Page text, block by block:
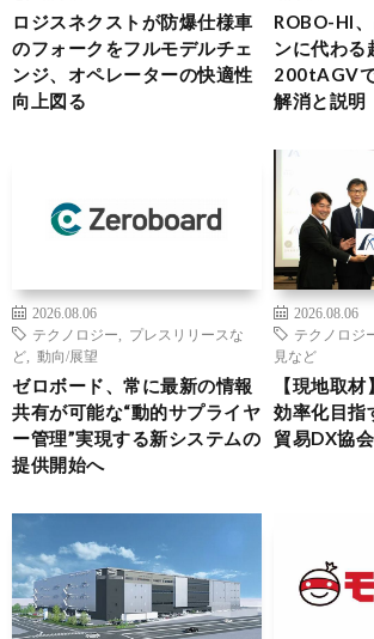
ロジスネクストが防爆仕様車
のフォークをフルモデルチェ
ンジ、オペレーターの快適性
向上図る
ROBO-HI
ンに代わる
200tAGVで
解消と説明
2026.08.06
テクノロジー
プレスリリースな
ど
動向/展望
ゼロボード、常に最新の情報
共有が可能な“動的サプライヤ
ー管理”実現する新システムの
提供開始へ
2026.08.06
テクノロジ
見など
【現地取
効率化目指
貿易DX協